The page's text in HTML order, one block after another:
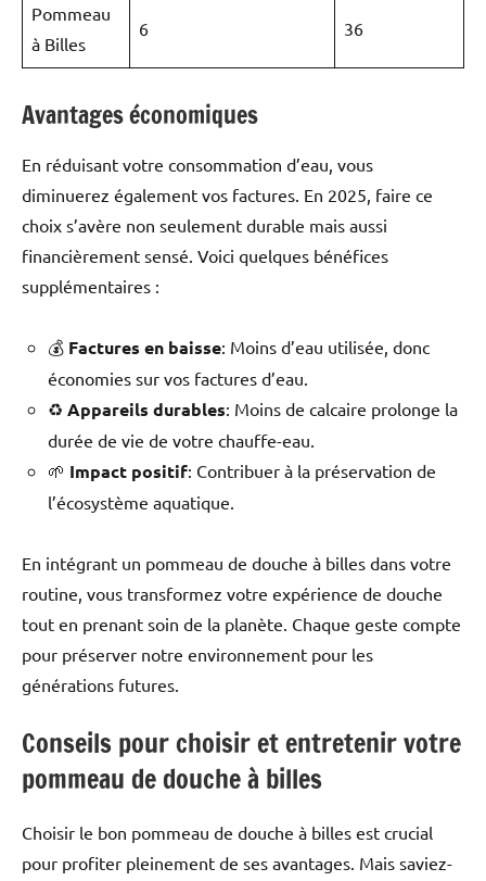
Pommeau
à Billes
6 36
Avantages économiques
En réduisant votre consommation d’eau, vous
diminuerez également vos factures. En 2025, faire ce
choix s’avère non seulement durable mais aussi
financièrement sensé. Voici quelques bénéfices
supplémentaires :
💰 Factures en baisse: Moins d’eau utilisée, donc
économies sur vos factures d’eau.
♻️ Appareils durables: Moins de calcaire prolonge la
durée de vie de votre chauffe-eau.
🌱 Impact positif: Contribuer à la préservation de
l’écosystème aquatique.
En intégrant un pommeau de douche à billes dans votre
routine, vous transformez votre expérience de douche
tout en prenant soin de la planète. Chaque geste compte
pour préserver notre environnement pour les
générations futures.
Conseils pour choisir et entretenir votre
pommeau de douche à billes
Choisir le bon pommeau de douche à billes est crucial
pour profiter pleinement de ses avantages. Mais saviez-